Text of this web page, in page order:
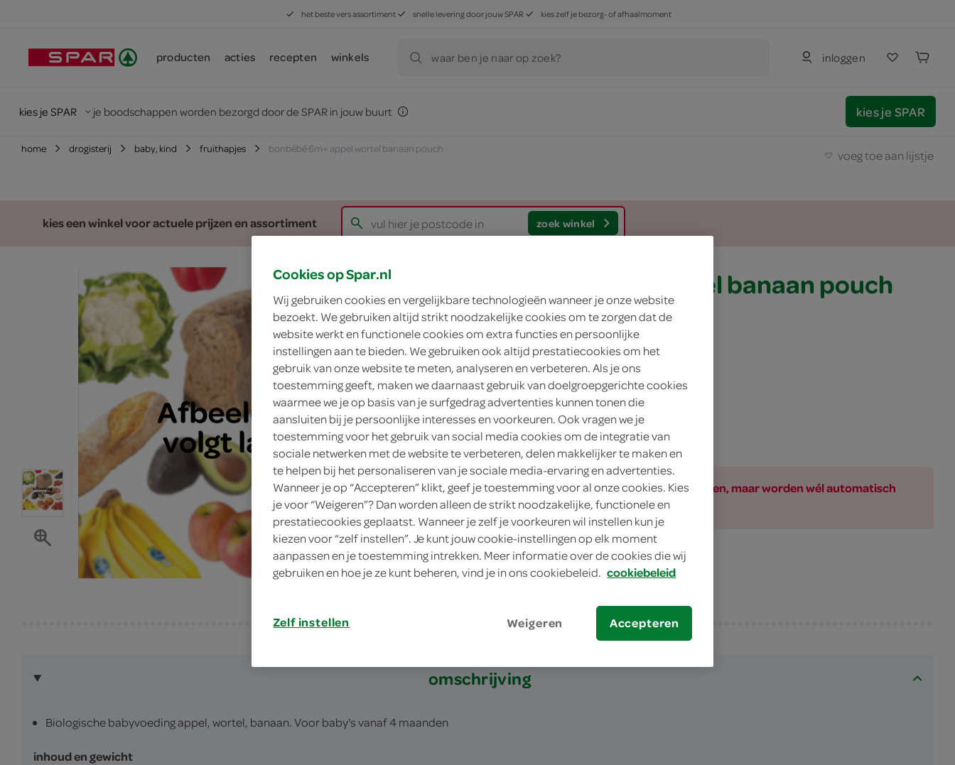
het beste vers assortiment snelle levering door jouw SPAR kies zelf je bezorg- of afhaalmoment
producten acties recepten winkels waar ben je naar op zoek? inloggen
kies je SPAR je boodschappen worden bezorgd door de SPAR in jouw buurt kies je SPAR
home drogisterij baby, kind fruithapjes bonbébé 6m+ appel wortel banaan pouch voeg toe aan lijstje
kies een winkel voor actuele prijzen en assortiment zoek winkel
Bonbébé 6m+ appel wortel banaan pouch
Bonbébé
1.
15
90 Gram
in winkelmand
Let op: aanbiedingen zijn niet zichtbaar bij de producten, maar worden wél automatisch
verwerkt in de winkelmand.
omschrijving
Biologische babyvoeding appel, wortel, banaan. Voor baby's vanaf 4 maanden
inhoud en gewicht
Cookies op Spar.nl
Wij gebruiken cookies en vergelijkbare technologieën wanneer je onze website
bezoekt. We gebruiken altijd strikt noodzakelijke cookies om te zorgen dat de
website werkt en functionele cookies om extra functies en persoonlijke
instellingen aan te bieden. We gebruiken ook altijd prestatiecookies om het
gebruik van onze website te meten, analyseren en verbeteren. Als je ons
toestemming geeft, maken we daarnaast gebruik van doelgroepgerichte cookies
waarmee we je op basis van je surfgedrag advertenties kunnen tonen die
aansluiten bij je persoonlijke interesses en voorkeuren. Ook vragen we je
toestemming voor het gebruik van social media cookies om de integratie van
sociale netwerken met de website te verbeteren, delen makkelijker te maken en
te helpen bij het personaliseren van je sociale media-ervaring en advertenties.
Wanneer je op “Accepteren” klikt, geef je toestemming voor al onze cookies. Kies
je voor “Weigeren”? Dan worden alleen de strikt noodzakelijke, functionele en
prestatiecookies geplaatst. Wanneer je zelf je voorkeuren wil instellen kun je
kiezen voor “zelf instellen”. Je kunt jouw cookie-instellingen op elk moment
aanpassen en je toestemming intrekken. Meer informatie over de cookies die wij
gebruiken en hoe je ze kunt beheren, vind je in ons cookiebeleid. cookiebeleid
Zelf instellen Weigeren Accepteren